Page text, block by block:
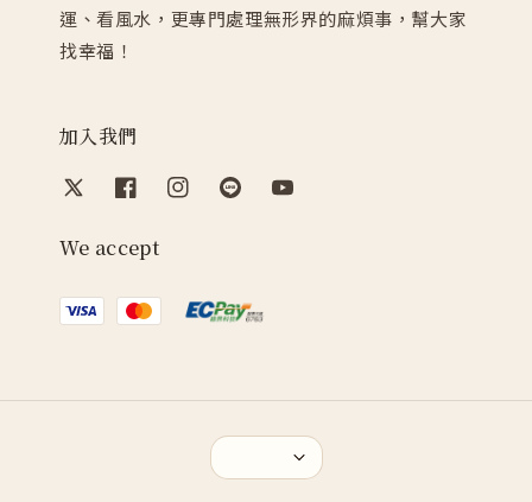
運、看風水，更專門處理無形界的麻煩事，幫大家
找幸福！
加入我們
We accept